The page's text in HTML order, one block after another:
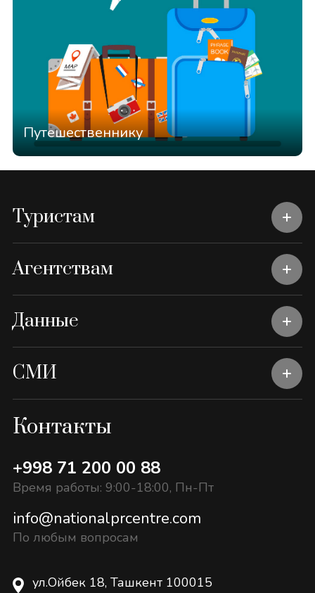
Путешественнику
Туристам
Агентствам
Данные
СМИ
Контакты
+998 71 200 00 88
Время работы: 9:00-18:00, Пн-Пт
info@nationalprcentre.com
По любым вопросам
ул.Ойбек 18, Ташкент 100015